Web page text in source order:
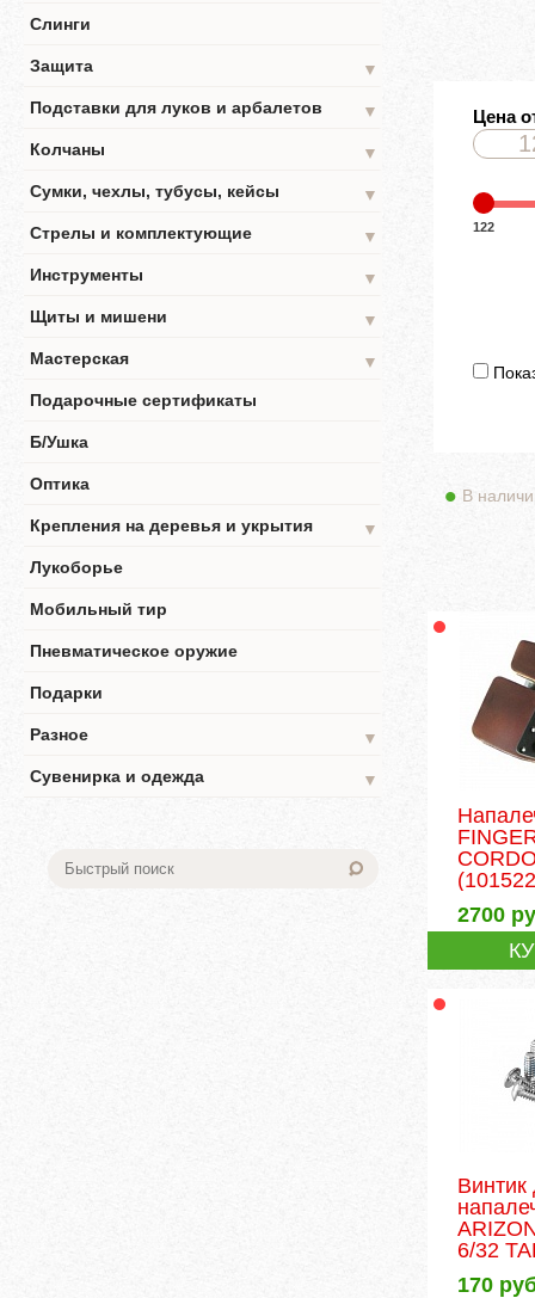
Слинги
Защита
▼
Подставки для луков и арбалетов
▼
Колчаны
▼
Сумки, чехлы, тубусы, кейсы
▼
Стрелы и комплектующие
▼
Инструменты
▼
Щиты и мишени
▼
Мастерская
▼
Подарочные сертификаты
Б/Ушка
Оптика
Крепления на деревья и укрытия
▼
Лукоборье
Мобильный тир
Пневматическое оружие
Подарки
Разное
▼
Сувенирка и одежда
▼
Цена
122
В
2700
Винтик
6/32
170